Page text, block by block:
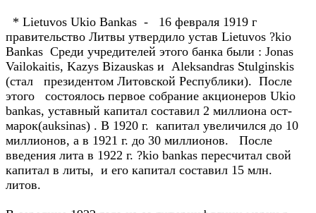
* Lietuvos Ukio Bankas - 16 февраля 1919 г
правительство Литвы утвердило устав Lietuvos ?kio
Bankas Среди учредителей этого банка были : Jonas
Vailokaitis, Kazys Bizauskas и Aleksandras Stulginskis
(стал президентом Литовской Республики). После
этого состоялось первое собрание акционеров Ukio
bankas, уставный капитал составил 2 миллиона ост-
марок(auksinas) . В 1920 г. капитал увеличился до 10
миллионов, а в 1921 г. до 30 миллионов. После
введения лита в 1922 г. ?kio bankas пересчитал свой
капитал в литы, и его капитал составил 15 млн.
литов.